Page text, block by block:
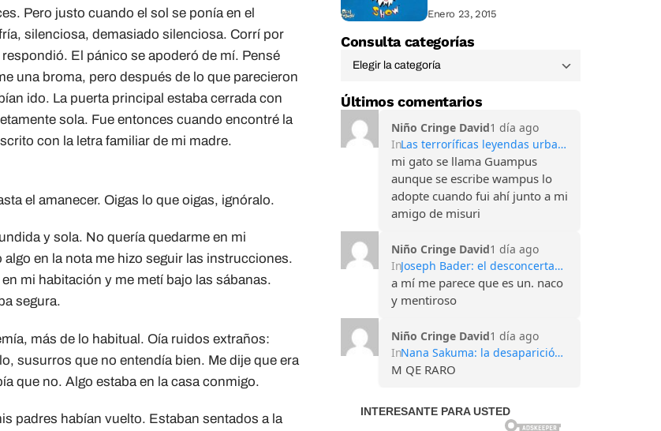
Pero justo cuando el sol se ponía en el
silenciosa, demasiado silenciosa. Corrí por
El pánico se apoderó de mí. Pensé
una broma, pero después de lo que parecieron
ido. La puerta principal estaba cerrada con
sola. Fue entonces cuando encontré la
con la letra familiar de mi madre.
el amanecer. Oigas lo que oigas, ignóralo.
y sola. No quería quedarme en mi
en la nota me hizo seguir las instrucciones.
mi habitación y me metí bajo las sábanas.
segura.
más de lo habitual. Oía ruidos extraños:
susurros que no entendía bien. Me dije que era
que no. Algo estaba en la casa conmigo.
padres habían vuelto. Estaban sentados a la
Enero 23, 2015
Consulta categorías
Últimos comentarios
Niño Cringe David1 día ago
In
Las terroríficas leyendas urbanas de las Montañas Apalaches
mi gato se llama Guampus
aunque se escribe wampus lo
adopte cuando fui ahí junto a mi
amigo de misuri
Niño Cringe David1 día ago
In
Joseph Bader: el desconcertante caso del hombre que perdió todos sus recuerdos
a mí me parece que es un. naco
y mentiroso
Niño Cringe David1 día ago
In
Nana Sakuma: la desaparición que conmocionó Japón y sigue sin explicación
M QE RARO